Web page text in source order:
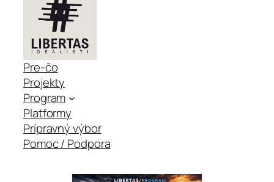
Pre-čo
Projekty
Program
Platformy
Prípravný výbor
Pomoc / Podpora